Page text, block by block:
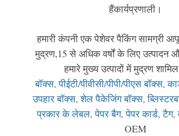
हैंकार्यप्रणाली।
हमारी कंपनी एक पेशेवर पैकिंग सामग्री
मुद्रण,15 से अधिक वर्षों के लिए उत्पादन
हमारे मुख्य उत्पादों में मुद्रण
बॉक्स, पीईटी/पीवीसी/पीपी/पीएस बॉक्स,
उपहार बॉक्स, शेल पैकेजिंग बॉक्स, ब्लिस्टर
प्रकार के लेबल, पेपर बैग, पेपर कार्ड, टैग,
OEM